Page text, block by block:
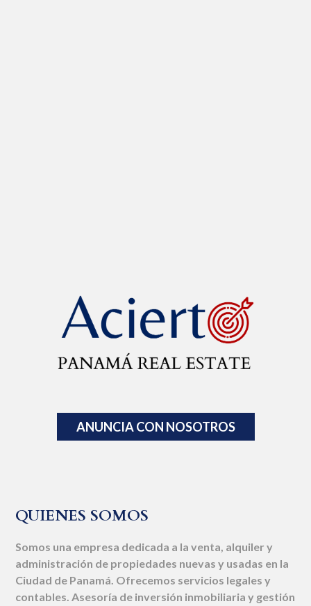
ANUNCIA CON NOSOTROS
QUIENES SOMOS
Somos una empresa dedicada a la venta, alquiler y
administración de propiedades nuevas y usadas en la
Ciudad de Panamá. Ofrecemos servicios legales y
contables. Asesoría de inversión inmobiliaria y gestión